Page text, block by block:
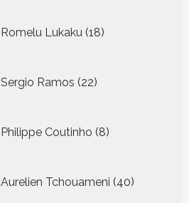
Romelu Lukaku 18
producten
Sergio Ramos 22
producten
Philippe Coutinho 8
producten
Aurelien Tchouameni 40
producten